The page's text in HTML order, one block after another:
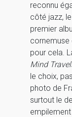
reconnu
côté jazz,
premier
pour cela.
Mind
le choix,
photo de
surtout le
empilement